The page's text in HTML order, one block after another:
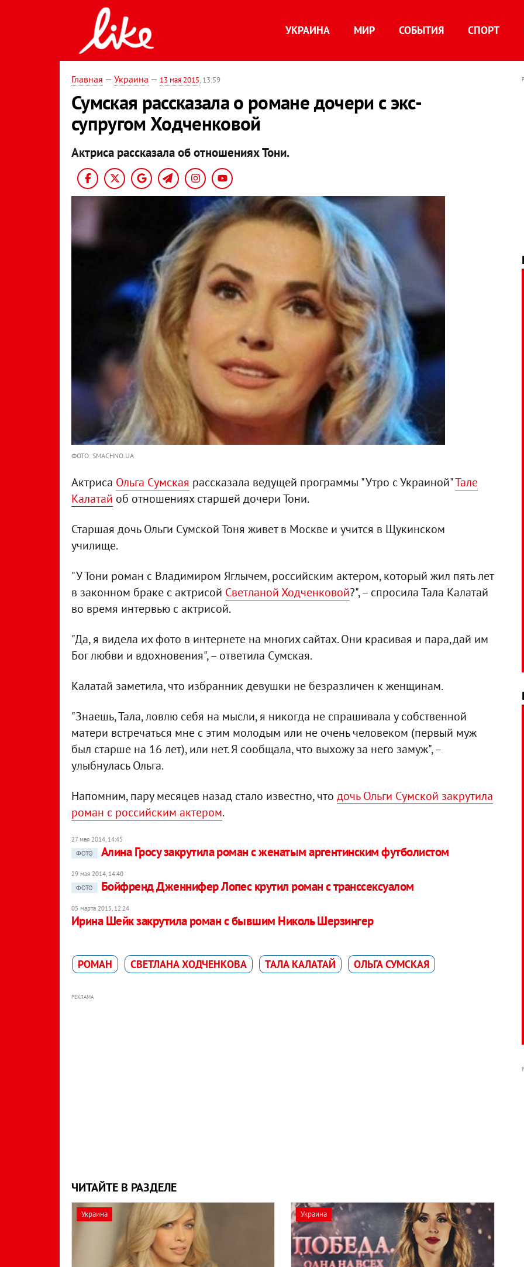
УКРАИНА МИР СОБЫТИЯ СПОРТ
Главная — Украина — 13 мая 2015, 13:59
Сумская рассказала о романе дочери с экс-
супругом Ходченковой
Актриса рассказала об отношениях Тони.
ФОТО: SMACHNO.UA
Актриса Ольга Сумская рассказала ведущей программы "Утро с Украиной"Тале
Калатай об отношениях старшей дочери Тони.
Старшая дочь Ольги Сумской Тоня живет в Москве и учится в Щукинском
училище.
"У Тони роман с Владимиром Яглычем, российским актером, который жил пять лет
в законном браке с актрисой Светланой Ходченковой?", – спросила Тала Калатай
во время интервью с актрисой.
"Да, я видела их фото в интернете на многих сайтах. Они красивая и пара,дай им
Бог любви и вдохновения", – ответила Сумская.
Калатай заметила, что избранник девушки не безразличен к женщинам.
"Знаешь, Тала, ловлю себя на мысли, я никогда не спрашивала у собственной
матери встречаться мне с этим молодым или не очень человеком (первый муж
был старше на 16 лет), или нет. Я сообщала, что выхожу за него замуж", –
улыбнулась Ольга.
Напомним, пару месяцев назад стало известно, что дочь Ольги Сумской закрутила
роман с российским актером.
27 мая 2014, 14:45
ФОТО
Алина Гросу закрутила роман с женатым аргентинским футболистом
29 мая 2014, 14:40
ФОТО
Бойфренд Дженнифер Лопес крутил роман с транссексуалом
05 марта 2015, 12:24
Ирина Шейк закрутила роман с бывшим Николь Шерзингер
РОМАН СВЕТЛАНА ХОДЧЕНКОВА ТАЛА КАЛАТАЙ ОЛЬГА СУМСКАЯ
РЕКЛАМА
ЧИТАЙТЕ В РАЗДЕЛЕ
Украина Украина